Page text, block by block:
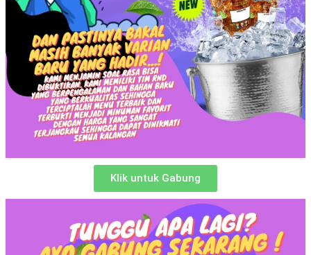
Klik untuk Gabung